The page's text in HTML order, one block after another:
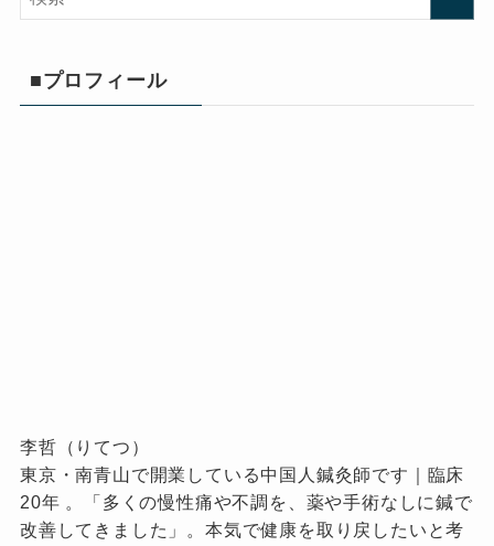
■プロフィール
李哲（りてつ）
東京・南青山で開業している中国人鍼灸師です｜臨床
20年 。「多くの慢性痛や不調を、薬や手術なしに鍼で
改善してきました」。本気で健康を取り戻したいと考